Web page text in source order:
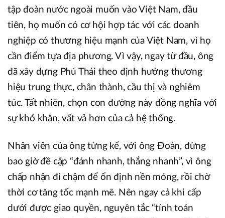
tập đoàn nước ngoài muốn vào Việt Nam, đầu
tiên, họ muốn có cơ hội hợp tác với các doanh
nghiệp có thương hiệu mạnh của Việt Nam, vì họ
cần điểm tựa địa phương. Vì vậy, ngay từ đầu, ông
đã xây dựng Phú Thái theo định hướng thương
hiệu trung thực, chân thành, cầu thị và nghiêm
túc. Tất nhiên, chọn con đường này đồng nghĩa với
sự khó khăn, vất vả hơn của cả hệ thống.
Nhân viên của ông từng kể, với ông Đoàn, đừng
bao giờ đề cập “đánh nhanh, thắng nhanh”, vì ông
chấp nhận đi chậm để ổn định nền móng, rồi chờ
thời cơ tăng tốc mạnh mẽ. Nên ngay cả khi cấp
dưới được giao quyền, nguyên tắc “tính toán